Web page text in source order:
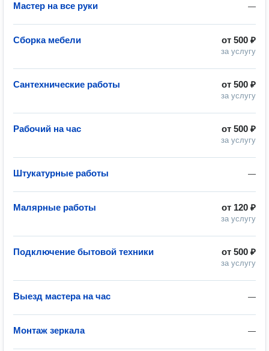
—
Мастер на все руки
от 500 ₽
за услугу
Сборка мебели
от 500 ₽
за услугу
Сантехнические работы
от 500 ₽
за услугу
Рабочий на час
—
Штукатурные работы
от 120 ₽
за услугу
Малярные работы
от 500 ₽
за услугу
Подключение бытовой техники
—
Выезд мастера на час
—
Монтаж зеркала